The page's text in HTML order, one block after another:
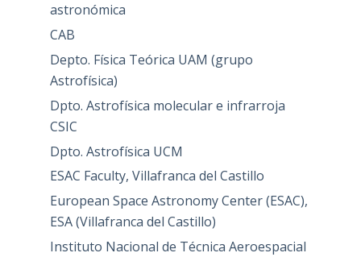
astronómica
CAB
Depto. Física Teórica UAM (grupo
Astrofísica)
Dpto. Astrofísica molecular e infrarroja
CSIC
Dpto. Astrofísica UCM
ESAC Faculty, Villafranca del Castillo
European Space Astronomy Center (ESAC),
ESA (Villafranca del Castillo)
Instituto Nacional de Técnica Aeroespacial